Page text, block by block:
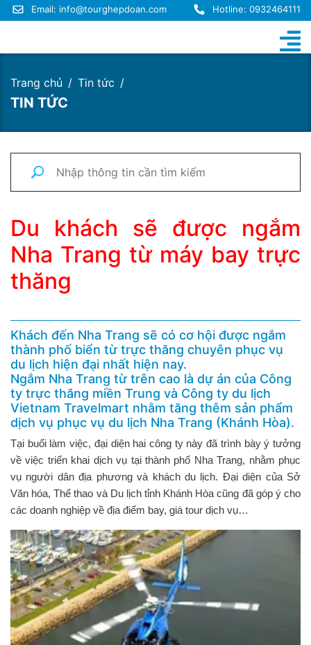
Email: info@tourghepdoan.com Hotline: 0932464111
Trang chủ Tin tức
TIN TỨC
Du khách sẽ được ngắm
Nha Trang từ máy bay trực
thăng
Khách đến Nha Trang sẽ có cơ hội được ngắm
thành phố biển từ trực thăng chuyên phục vụ
du lịch hiện đại nhất hiện nay.
Ngắm Nha Trang từ trên cao là dự án của Công
ty trực thăng miền Trung và Công ty du lịch
Vietnam Travelmart nhằm tăng thêm sản phẩm
dịch vụ phục vụ du lịch Nha Trang (Khánh Hòa).
Tại buổi làm việc, đại diện hai công ty này đã trình bày ý tưởng
về việc triển khai dịch vụ tại thành phố Nha Trang, nhằm phục
vụ người dân địa phương và khách du lịch. Đại diện của Sở
Văn hóa, Thể thao và Du lịch tỉnh Khánh Hòa cũng đã góp ý cho
các doanh nghiệp về địa điểm bay, giá tour dịch vụ…